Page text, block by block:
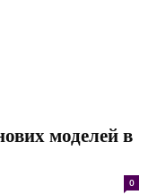
моделей в
0